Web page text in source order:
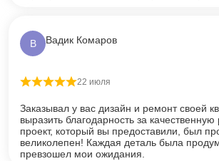
В Вадик Комаров
Оценка5из 5
22 июля
Заказывал у вас дизайн и ремонт своей
выразить благодарность за
проект, который вы предоставили, был
великолепен! Каждая деталь была
превзошел мои ожидания.